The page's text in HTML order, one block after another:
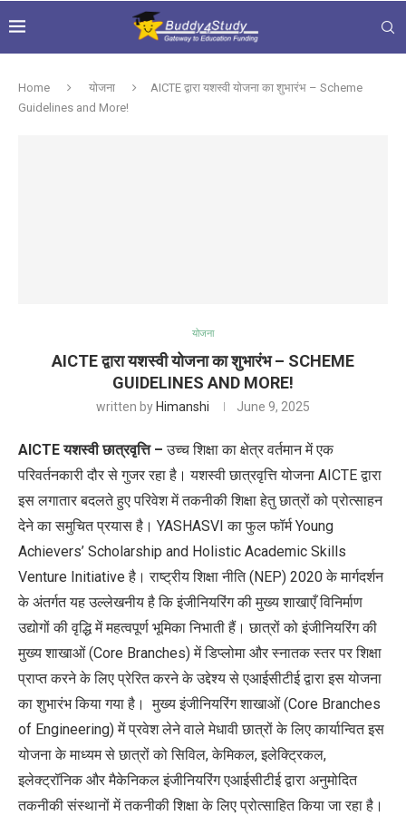
Home योजना
AICTE द्वारा यशस्वी योजना का शुभारंभ – Scheme
Guidelines and More!
योजना
AICTE द्वारा यशस्वी योजना का शुभारंभ – SCHEME
GUIDELINES AND MORE!
written by Himanshi June 9, 2025
AICTE यशस्वी छात्रवृत्ति –उच्च शिक्षा का क्षेत्र वर्तमान में एक
परिवर्तनकारी दौर से गुजर रहा है। यशस्वी छात्रवृत्ति योजना AICTE द्वारा
इस लगातार बदलते हुए परिवेश में तकनीकी शिक्षा हेतु छात्रों को प्रोत्साहन
देने का समुचित प्रयास है। YASHASVI का फुल फॉर्म Young
Achievers’ Scholarship and Holistic Academic Skills
Venture Initiative है। राष्ट्रीय शिक्षा नीति (NEP) 2020 के मार्गदर्शन
के अंतर्गत यह उल्लेखनीय है कि इंजीनियरिंग की मुख्य शाखाएँ विनिर्माण
उद्योगों की वृद्धि में महत्वपूर्ण भूमिका निभाती हैं। छात्रों को इंजीनियरिंग की
मुख्य शाखाओं (Core Branches) में डिप्लोमा और स्नातक स्तर पर शिक्षा
प्राप्त करने के लिए प्रेरित करने के उद्देश्य से एआईसीटीई द्वारा इस योजना
का शुभारंभ किया गया है। मुख्य इंजीनियरिंग शाखाओं (Core Branches
of Engineering) में प्रवेश लेने वाले मेधावी छात्रों के लिए कार्यान्वित इस
योजना के माध्यम से छात्रों को सिविल, केमिकल, इलेक्ट्रिकल,
इलेक्ट्रॉनिक और मैकेनिकल इंजीनियरिंग एआईसीटीई द्वारा अनुमोदित
तकनीकी संस्थानों में तकनीकी शिक्षा के लिए प्रोत्साहित किया जा रहा है।